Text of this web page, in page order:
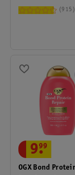
915
OGX Bond
9.
99